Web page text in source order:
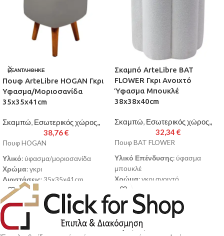
ΕΞΑΝΤΛΉΘΗΚΕ
Πουφ ArteLibre HOGAN Γκρι
Υφασμα/Μοριοσανίδα
35x35x41cm
Σκαμπώ, Εσωτερικός χώρος,,
38,76€
Πουφ HOGAN
Υλικό: ύφασμα/μοριοσανίδα
Χρώμα: γκρι
Διαστάσεις: 35x35x41cm
Κατασκευασμένο ειδικά για να
προσφέρει μεγάλη αντοχή στην
καθημερινή χρήση
Θα ταιριάξει σε και θα
συμπληρώσει οποιοδήποτε χώρο
Σκαμπό ArteLibre BAT
FLOWER Γκρι Ανοιχτό
Ύφασμα Μπουκλέ
38x38x40cm
Σκαμπώ, Εσωτερικός χώρος,,
32,34 €
Πουφ BAT FLOWER
Υλικό Επένδυσης: ύφασμα
μπουκλέ
Χρώμα: γκρι ανοιχτό
Διαστάσεις
Επίπεδο Σκληρότητας Αφρού
μέτριο
Αποσπώμενο Κάλυμμα
Εσωτερική/Εξωτερική Χρήση